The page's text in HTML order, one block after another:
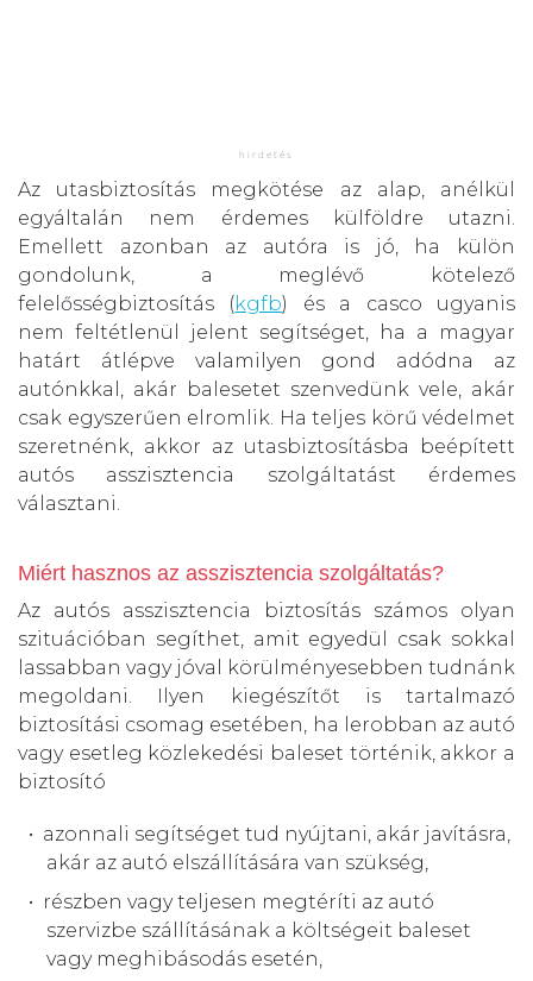
Az utasbiztosítás megkötése az alap, anélkül
egyáltalán nem érdemes külföldre utazni.
Emellett azonban az autóra is jó, ha külön
gondolunk, a meglévő kötelező
felelősségbiztosítás (kgfb) és a casco ugyanis
nem feltétlenül jelent segítséget, ha a magyar
határt átlépve valamilyen gond adódna az
autónkkal, akár balesetet szenvedünk vele, akár
csak egyszerűen elromlik. Ha teljes körű védelmet
szeretnénk, akkor az utasbiztosításba beépített
autós asszisztencia szolgáltatást érdemes
választani.
Miért hasznos az asszisztencia szolgáltatás?
Az autós asszisztencia biztosítás számos olyan
szituációban segíthet, amit egyedül csak sokkal
lassabban vagy jóval körülményesebben tudnánk
megoldani. Ilyen kiegészítőt is tartalmazó
biztosítási csomag esetében, ha lerobban az autó
vagy esetleg közlekedési baleset történik, akkor a
biztosító
azonnali segítséget tud nyújtani, akár javításra,
akár az autó elszállítására van szükség,
részben vagy teljesen megtéríti az autó
szervizbe szállításának a költségeit baleset
vagy meghibásodás esetén,